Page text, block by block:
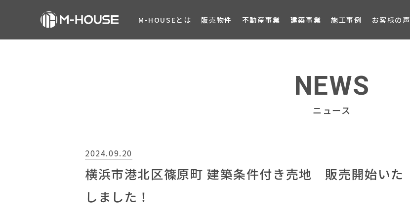
M-HOUSEとは 販売物件 不動産事業 建築事業 施工事例 お客様の声
NEWS
ニュース
2024.09.20
横浜市港北区篠原町 建築条件付き売地 販売開始いた
しました！